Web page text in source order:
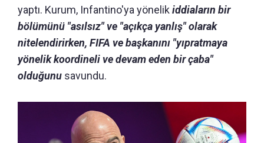
yaptı. Kurum, Infantino'ya yönelik iddiaların bir
bölümünü "asılsız" ve "açıkça yanlış" olarak
nitelendirirken, FIFA ve başkanını "yıpratmaya
yönelik koordineli ve devam eden bir çaba"
olduğunu savundu.